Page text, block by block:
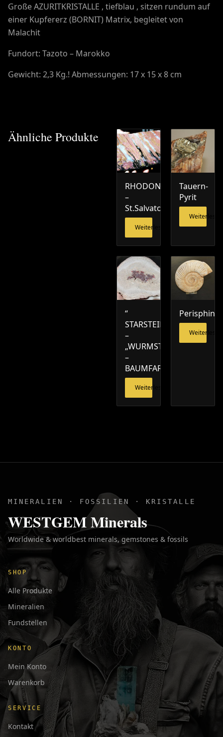
Große AZURITKRISTALLE , tiefblau , sitzen rundum auf
einer Kupfererz (BORNIT) Matrix, begleitet von
Malachit
Fundort: Tazoto – Marokko
Gewicht: 2,3 Kg.! Abmessungen: 17 x 15 x 8 cm
Ähnliche Produkte
RHODONIT
–
St.Salvator
Weiterlesen
Tauern-
Pyrit
Weiterlesen
“
STARSTEIN“
–
„WURMSTEIN“
–
BAUMFARN
Weiterlesen
Weiterlesen
MINERALIEN · FOSSILIEN · KRISTALLE
WESTGEM Minerals
Worldwide & worldbest minerals, gemstones & fossils
SHOP
Alle Produkte
Mineralien
Fundstellen
KONTO
Mein Konto
Warenkorb
SERVICE
Kontakt